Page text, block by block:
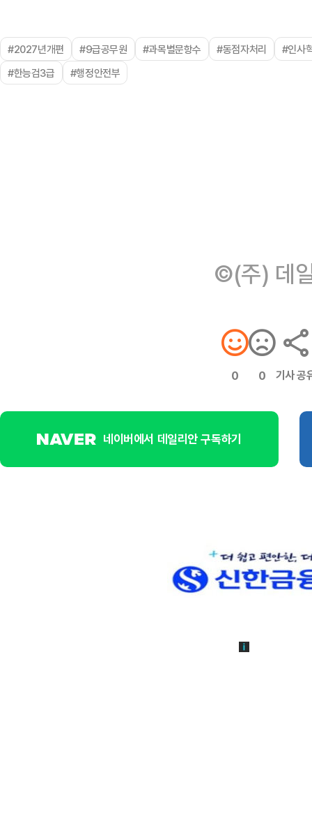
#2027년개편 #9급공무원 #과목별문항수 #동점자처리
#인사
#한능검3급
#행정안전부
©(주) 데
0 0 기사 공
네이버에서 데일리안 구독하기